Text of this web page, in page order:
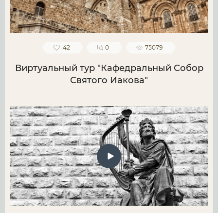
42 0 75079
Виртуальный тур "Кафедральный Собор
Святого Иакова"